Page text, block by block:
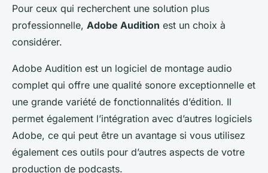
Pour ceux qui recherchent une solution plus
professionnelle, Adobe Audition est un choix à
considérer.
Adobe Audition est un logiciel de montage audio
complet qui offre une qualité sonore exceptionnelle et
une grande variété de fonctionnalités d’édition. Il
permet également l’intégration avec d’autres logiciels
Adobe, ce qui peut être un avantage si vous utilisez
également ces outils pour d’autres aspects de votre
production de podcasts.